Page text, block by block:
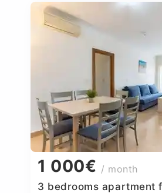
1 000€ / month
3 bedrooms apartment